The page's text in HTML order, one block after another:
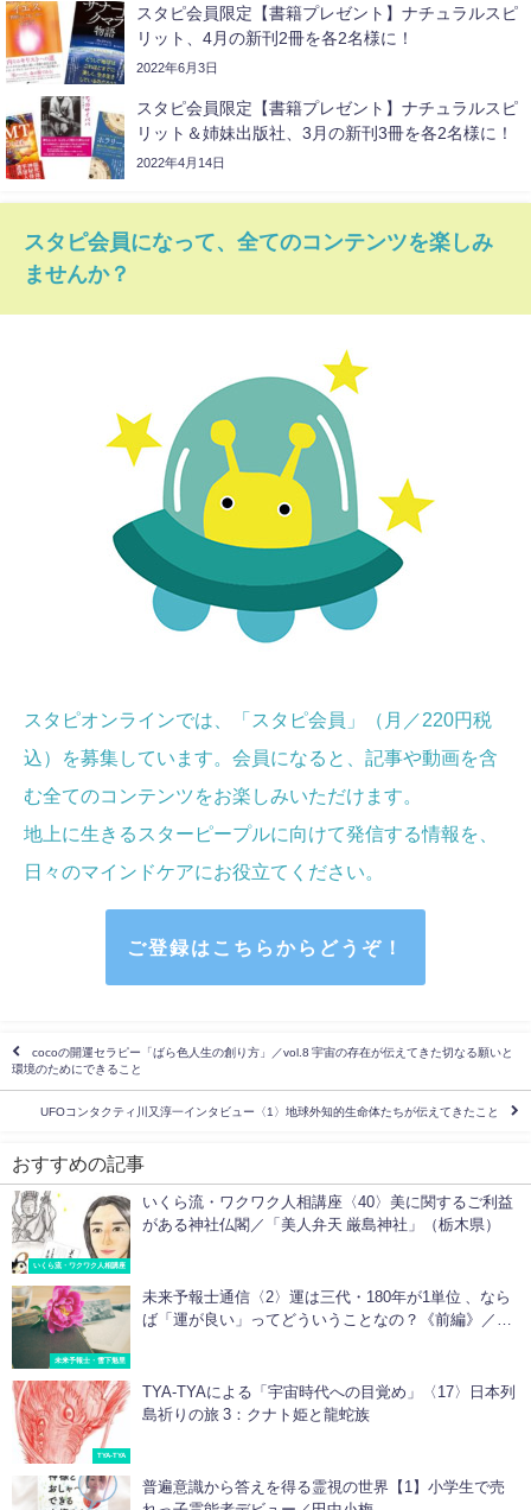
スタピ会員限定【書籍プレゼント】ナチュラルスピ
リット、4月の新刊2冊を各2名様に！
2022年6月3日
スタピ会員限定【書籍プレゼント】ナチュラルスピ
リット＆姉妹出版社、3月の新刊3冊を各2名様に！
2022年4月14日
スタピ会員になって、全てのコンテンツを楽しみ
ませんか？
スタピオンラインでは、「スタピ会員」（月／220円税
込）を募集しています。会員になると、記事や動画を含
む全てのコンテンツをお楽しみいただけます。
地上に生きるスターピープルに向けて発信する情報を、
日々のマインドケアにお役立てください
ご登録はこちらからどうぞ！
cocoの開運セラピー「ばら色人生の創り方」／vol.8 宇宙の存在が伝えてきた切なる願いと
環境のためにできること
UFOコンタクティ川又淳一インタビュー〈1〉地球外知的生命体たちが伝えてきたこと
おすすめの記事
いくら流・ワクワク人相講座
いくら流・ワクワク人相講座〈40〉美に関するご利益
がある神社仏閣／「美人弁天 厳島神社」（栃木県）
未来予報士・雪下魁里
未来予報士通信〈2〉運は三代・180年が1単位 、なら
ば「運が良い」ってどういうことなの？《前編》／雪
TYA-TYA
TYA-TYAによる「宇宙時代への目覚め」〈17〉日本列
島祈りの旅 3：クナト姫と龍蛇族
普遍意識から答えを得る霊視の世界【1】小学生で売